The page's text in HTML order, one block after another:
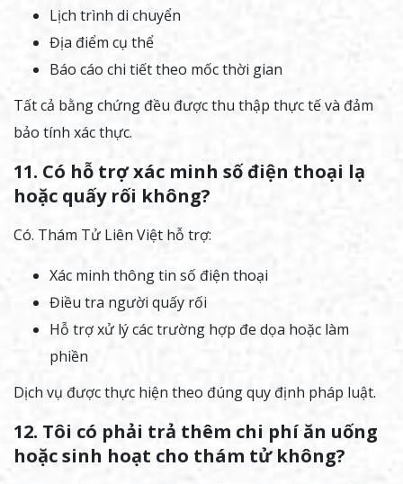
Lịch trình di chuyển
Địa điểm cụ thể
Báo cáo chi tiết theo mốc thời gian
Tất cả bằng chứng đều được thu thập thực tế và đảm
bảo tính xác thực.
11. Có hỗ trợ xác minh số điện thoại lạ
hoặc quấy rối không?
Có. Thám Tử Liên Việt hỗ trợ:
Xác minh thông tin số điện thoại
Điều tra người quấy rối
Hỗ trợ xử lý các trường hợp đe dọa hoặc làm
phiền
Dịch vụ được thực hiện theo đúng quy định pháp luật.
12. Tôi có phải trả thêm chi phí ăn uống
hoặc sinh hoạt cho thám tử không?